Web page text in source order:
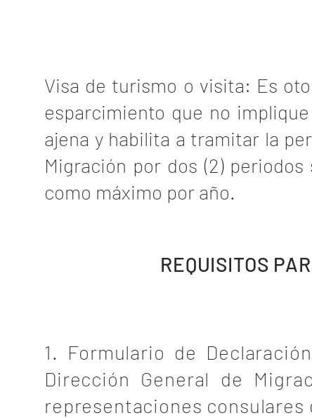
Visa de turismo o visita: Es
esparcimiento que no
ajena y habilita a tramitar la
Migración por dos (2)
como máximo por año.
1. Formulario de
Dirección General de
REQUISITOS